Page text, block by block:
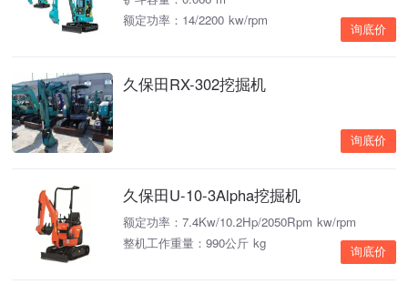
额定功率：14/2200 kw/rpm
询底价
久保田RX-302挖掘机
询底价
久保田U-10-3Alpha挖掘机
额定功率：7.4Kw/10.2Hp/2050Rpm kw/rpm
整机工作重量：990公斤 kg
询底价